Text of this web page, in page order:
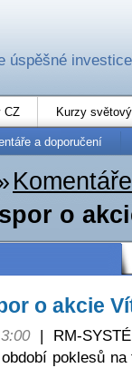
úspěšné investice
CZ Kurzy
a doporučení
o
o akcie
|
RM-
poklesů